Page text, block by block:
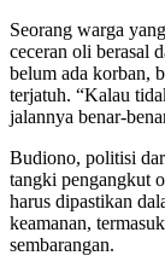
Seorang warga
ceceran oli berasal
belum ada korban,
terjatuh. “Kalau
jalannya benar-
Budiono, politisi
tangki pengangkut
harus dipastikan
keamanan,
sembarangan.